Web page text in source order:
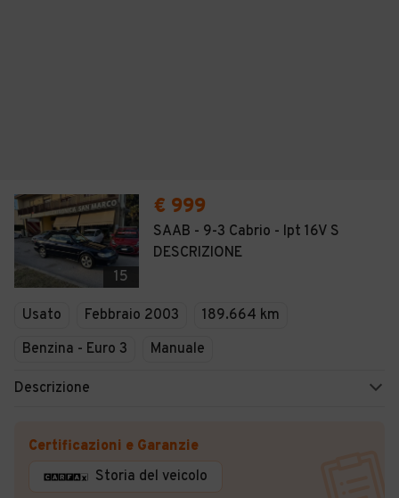
15
€ 999
SAAB - 9-3 Cabrio - lpt 16V S
DESCRIZIONE
Usato Febbraio 2003
189.664 km
Benzina - Euro 3
Manuale
Descrizione
Certificazioni e Garanzie
Storia del veicolo